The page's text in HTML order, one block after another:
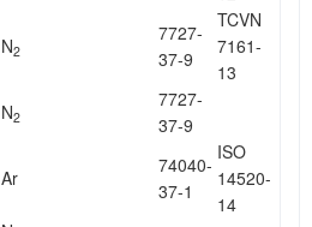
N2
7727-
37-9
TCVN
7161-
13
N2
7727-
37-9
Ar
74040-
37-1
ISO
14520-
14